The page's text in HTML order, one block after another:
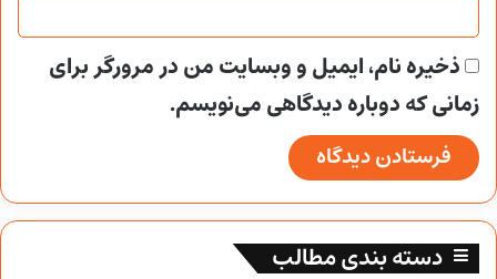
ذخیره نام، ایمیل و وبسایت من در مرورگر برای
زمانی که دوباره دیدگاهی می‌نویسم.
دسته بندی مطالب